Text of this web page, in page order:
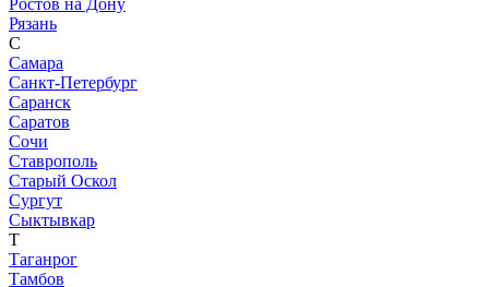
Рязань
С
Самара
Санкт-Петербург
Саранск
Саратов
Сочи
Ставрополь
Старый Оскол
Сургут
Сыктывкар
Т
Таганрог
Тамбов